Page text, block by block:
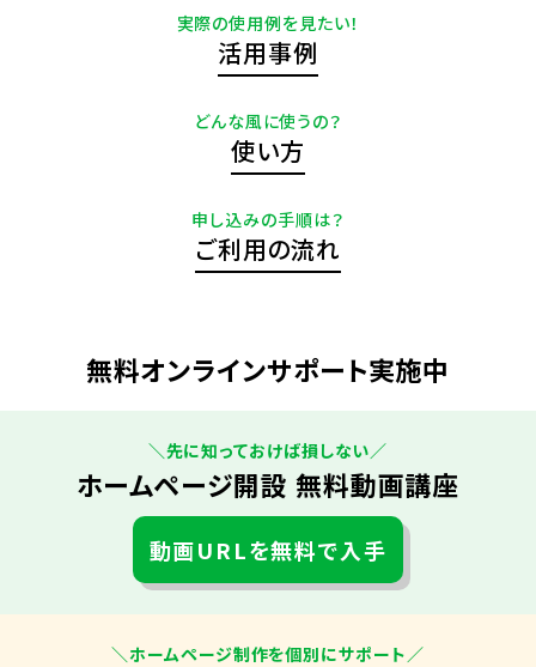
実際の使用例を見たい！
活用事例
どんな風に使うの？
使い方
申し込みの手順は？
ご利用の流れ
無料オンラインサポート実施中
＼先に知っておけば損しない／
ホームページ開設 無料動画講座
動画URLを無料で入手
＼ホームページ制作を個別にサポート／